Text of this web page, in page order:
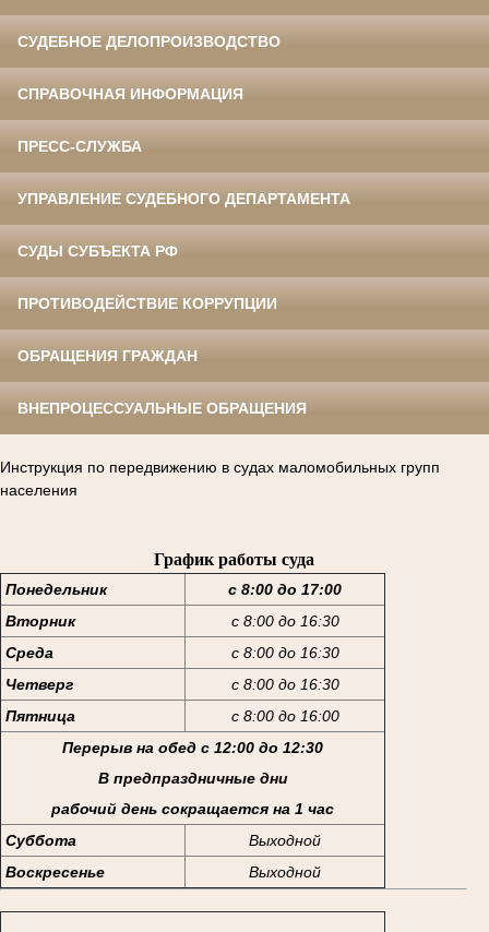
СУДЕБНОЕ ДЕЛОПРОИЗВОДСТВО
СПРАВОЧНАЯ ИНФОРМАЦИЯ
ПРЕСС-СЛУЖБА
УПРАВЛЕНИЕ СУДЕБНОГО ДЕПАРТАМЕНТА
СУДЫ СУБЪЕКТА РФ
ПРОТИВОДЕЙСТВИЕ КОРРУПЦИИ
ОБРАЩЕНИЯ ГРАЖДАН
ВНЕПРОЦЕССУАЛЬНЫЕ ОБРАЩЕНИЯ
Инструкция по передвижению в судах маломобильных групп
населения
График работы суда
Понедельник
с 8:00 до 17:00
Вторник
с 8:00 до 16:30
Среда
с 8:00 до 16:30
Четверг
с 8:00 до 16:30
Пятница
с 8:00 до 16:00
Перерыв на обед с 12:00 до 12:30
В предпраздничные дни
рабочий день сокращается на 1 час
Суббота
Выходной
Воскресенье
Выходной